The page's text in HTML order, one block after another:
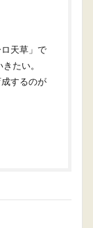
天草」で
たい。
するのが